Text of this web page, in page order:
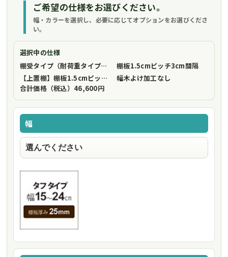
ご希望の仕様をお選びください。
幅・カラーを選択し、必要に応じてオプションをお選びくださ
い。
選択中の仕様
棚受タイプ（耐荷重タイプ）
フリーストップ棚受（標準仕様）
棚板1.5cmピッチ3cm間隔
【上置棚】棚板1.5cmピッチ
3cm間隔
幅木よけ加工なし
合計価格（税込） 46,600円
幅